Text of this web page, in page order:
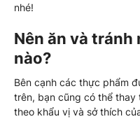
nhé!
Nên ăn và
nào?
Bên cạnh các thực phẩm
trên, bạn cũng có thể
theo khẩu vị và sở thích